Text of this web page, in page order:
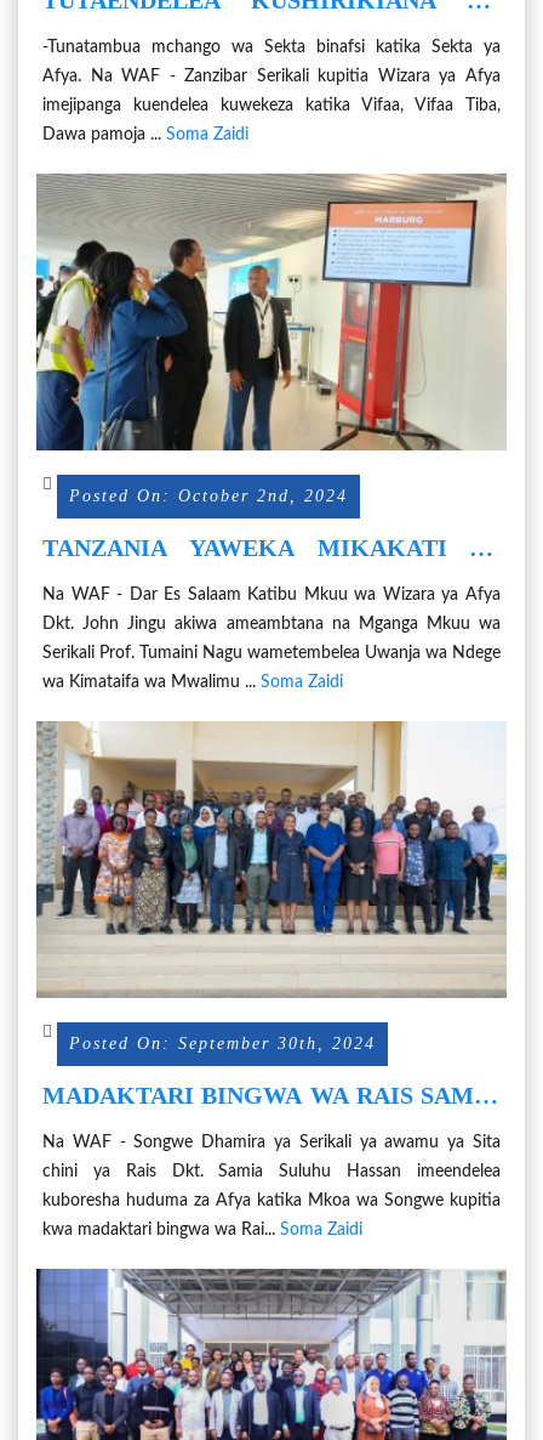
WANANCHI
-Tunatambua mchango wa Sekta binafsi katika Sekta ya
Afya. Na WAF - Zanzibar Serikali kupitia Wizara ya Afya
imejipanga kuendelea kuwekeza katika Vifaa, Vifaa Tiba,
Dawa pamoja ... Soma Zaidi
Posted On: October 2nd, 2024
TANZANIA YAWEKA MIKAKATI YA
MPOX
Na WAF - Dar Es Salaam Katibu Mkuu wa Wizara ya Afya
Dkt. John Jingu akiwa ameambtana na Mganga Mkuu wa
Serikali Prof. Tumaini Nagu wametembelea Uwanja wa Ndege
wa Kimataifa wa Mwalimu ... Soma Zaidi
Posted On: September 30th, 2024
MADAKTARI BINGWA WA RAIS SAMIA
ZA AFYA SONGWE
Na WAF - Songwe Dhamira ya Serikali ya awamu ya Sita
chini ya Rais Dkt. Samia Suluhu Hassan imeendelea
kuboresha huduma za Afya katika Mkoa wa Songwe kupitia
kwa madaktari bingwa wa Rai... Soma Zaidi